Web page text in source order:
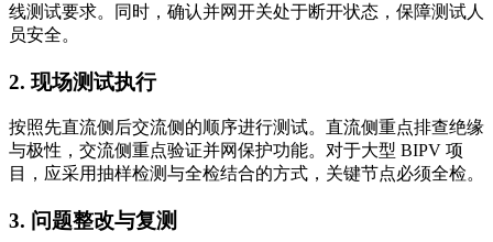
线测试要求。同时，确认并网开关处于断开状态，保障测试人
员安全。
2. 现场测试执行
按照先直流侧后交流侧的顺序进行测试。直流侧重点排查绝缘
与极性，交流侧重点验证并网保护功能。对于大型 BIPV 项
目，应采用抽样检测与全检结合的方式，关键节点必须全检。
3. 问题整改与复测